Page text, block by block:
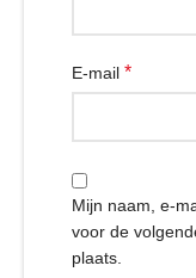
E-mail *
Mijn naam, e-
voor de
plaats.